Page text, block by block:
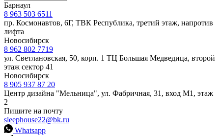
Барнаул
8 963 503 6511
пр. Космонавтов, 6Г, ТВК Республика, третий этаж, напротив
лифта
Новосибирск
8 962 802 7719
ул. Светлановская, 50, корп. 1 ТЦ Большая Медведица, второй
этаж сектор 41
Новосибирск
8 905 937 87 20
Центр дизайна "Мельница", ул. Фабричная, 31, вход М1, этаж
2
Пишите на почту
sleephouse22@bk.ru
Whatsapp